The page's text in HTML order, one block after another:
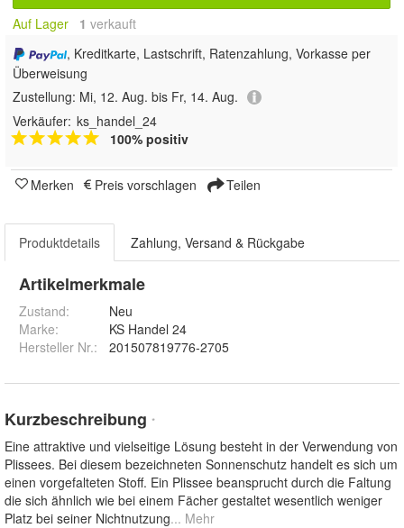
Auf Lager 1 verkauft
, Kreditkarte, Lastschrift, Ratenzahlung, Vorkasse per
Überweisung
Zustellung: Mi, 12. Aug. bis Fr, 14. Aug.
Verkäufer: ks_handel_24
100% positiv
Merken Preis vorschlagen Teilen
Produktdetails Zahlung, Versand & Rückgabe
Artikelmerkmale
Zustand:
Neu
Marke:
KS Handel 24
Hersteller Nr.:
201507819776-2705
Kurzbeschreibung *
Eine attraktive und vielseitige Lösung besteht in der Verwendung von
Plissees. Bei diesem bezeichneten Sonnenschutz handelt es sich um
einen vorgefalteten Stoff. Ein Plissee beansprucht durch die Faltung
die sich ähnlich wie bei einem Fächer gestaltet wesentlich weniger
Platz bei seiner Nichtnutzung... Mehr